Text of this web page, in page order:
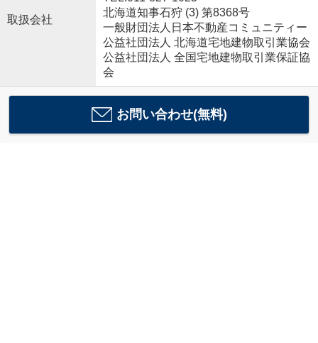
取扱会社
北海道知事石狩 (3) 第8368号
一般財団法人日本不動産コミュニティー
公益社団法人 北海道宅地建物取引業協会
公益社団法人 全国宅地建物取引業保証協
会
お問い合わせ(無料)